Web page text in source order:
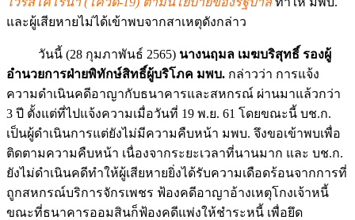
และผู้เสียหายไม่ได้เข้าพบจากสาเหตุดังกล่าว
วันนี้ (28 กุมภาพันธ์ 2565) นางนฤมล เมฆบริสุทธิ์ รองผู้
อำนวยการฝ่ายพิทักษ์สิทธิ์ผู้บริโภค มพบ. กล่าวว่า การแจ้ง
ความดำเนินคดีอาญากับธนาคารและสหกรณ์ ผ่านมาแล้วกว่า
3 ปี ตั้งแต่ที่ไปแจ้งความเมื่อวันที่ 19 พ.ย. 61 โดยขณะนี้ บช.ก.
เป็นผู้ดำเนินการแต่ยังไม่มีความคืบหน้า มพบ. จึงขอเข้าพบเพื่อ
ติดตามความคืบหน้า เนื่องจากระยะเวลาที่นานมาก และ บช.ก.
ยังไม่ดำเนินคดีทำให้ผู้เสียหายยิ่งได้รับความเดือดร้อนจากการที่
ถูกสหกรณ์บริการจักรเพชร ฟ้องคดีอาญาอ้างเหตุโกงเจ้าหนี้
ขณะที่ธนาคารออมสินก็ฟ้องคดีแพ่งให้ชำระหนี้ เพื่อยึด